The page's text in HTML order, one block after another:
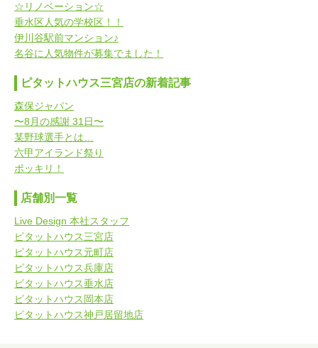
☆リノベーション☆
垂水区人気の学校区！！
伊川谷駅前マンション♪
名谷に人気物件が募集でました！
ピタットハウス三宮店の新着記事
森保ジャパン
〜8月の感謝 31日〜
某野球選手とは…
六甲アイランド祭り
ポッキリ！
店舗別一覧
Live Design 本社スタッフ
ピタットハウス三宮店
ピタットハウス元町店
ピタットハウス兵庫店
ピタットハウス垂水店
ピタットハウス岡本店
ピタットハウス神戸居留地店